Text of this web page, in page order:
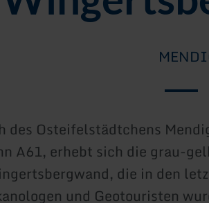
des Osteifelstädtchens
A61, erhebt sich die grau-
die in den
und Geotouristen